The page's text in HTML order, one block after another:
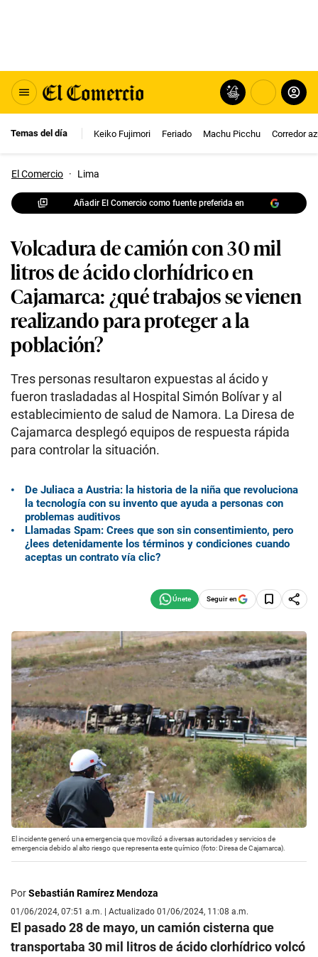
Temas del día Keiko Fujimori Feriado Machu Picchu Corredor
El Comercio · Lima
Añadir El Comercio como fuente preferida en
Volcadura de camión con 30 mil
litros de ácido clorhídrico en
Cajamarca: ¿qué trabajos se vienen
realizando para proteger a la
población?
Tres personas resultaron expuestas al ácido y
fueron trasladadas al Hospital Simón Bolívar y al
establecimiento de salud de Namora. La Diresa de
Cajamarca desplegó equipos de respuesta rápida
para controlar la situación.
De Juliaca a Austria: la historia de la niña que revoluciona
la tecnología con su invento que ayuda a personas con
problemas auditivos
Llamadas Spam: Crees que son sin consentimiento, pero
¿lees detenidamente los términos y condiciones cuando
aceptas un contrato vía clic?
Seguir en
El incidente generó una emergencia que movilizó a diversas autoridades y servicios de
emergencia debido al alto riesgo que representa este químico (foto: Diresa de Cajamarca).
PorSebastián Ramírez Mendoza
01/06/2024, 07:51 a.m. | Actualizado 01/06/2024, 11:08 a.m.
El pasado 28 de mayo, un camión cisterna que
transportaba 30 mil litros de ácido clorhídrico volcó